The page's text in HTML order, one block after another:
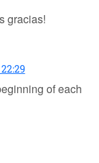
gracias!
of each